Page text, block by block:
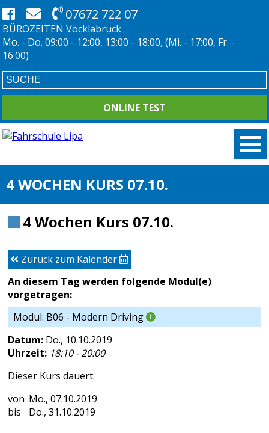
07672 722 07
BÜROZEITEN Vöcklabruck
Mo. - Do. 09:00 - 12:00, 13:00 - 18:00, (Mi. - 17:00, Fr. -
16:00)
ONLINE TEST
4 WOCHEN KURS 07.10.
4 Wochen Kurs 07.10.
Zurück zum Kalender
An diesem Tag werden folgende Modul(e)
vorgetragen:
Modul: B06 - Modern Driving
Datum: Do., 10.10.2019
Uhrzeit: 18:10 - 20:00
Dieser Kurs dauert:
Mo., 07.10.2019
Do., 31.10.2019